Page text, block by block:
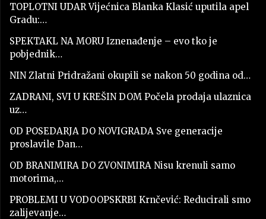
TOPLOTNI UDAR Vijećnica Blanka Klasić uputila apel
Gradu:…
SPEKTAKL NA MORU Iznenađenje – evo tko je
pobjednik…
NIN Zlatni Pridražani okupili se nakon 50 godina od…
ZADRANI, SVI U KREŠIN DOM Počela prodaja ulaznica
uz…
OD POSEDARJA DO NOVIGRADA Sve generacije
proslavile Dan…
OD BRANIMIRA DO ZVONIMIRA Nisu krenuli samo
motorima,…
PROBLEMI U VODOOPSKRBI Krnčević: Reducirali smo
zalijevanje…